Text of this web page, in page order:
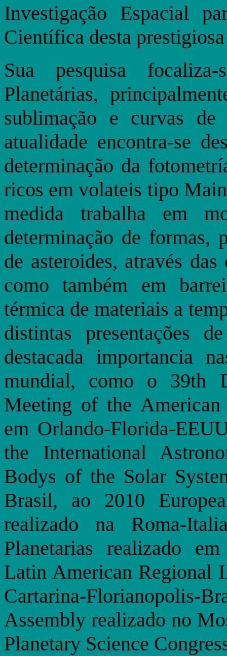
Investigação Espacial
Científica desta
Sua pesquisa
Planetárias,
sublimação e curvas
atualidade encontra-se
determinação da
ricos em volateis tipo
medida trabalha em
determinação de formas,
de asteroides, através
como também em
térmica de materiais a
distintas presentações
destacada importancia
mundial, como o 39th
Meeting of the
em Orlando-Florida-
the International
Bodys of the Solar
Brasil, ao 2010
realizado na Roma-
Planetarias realizado
Latin American Regional
Cartarina-Florianopolis-
Assembly realizado no
Planetary Science